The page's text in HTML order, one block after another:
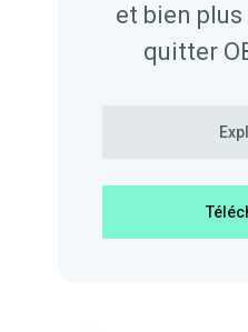
et bien
quitter